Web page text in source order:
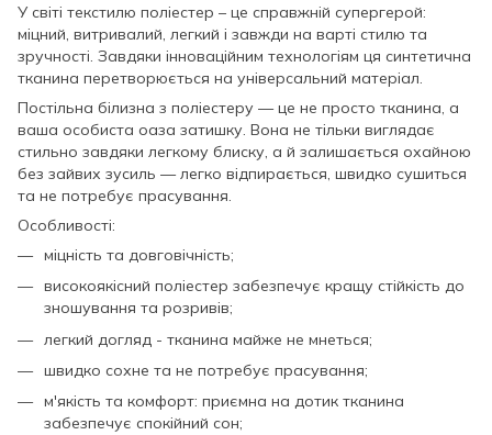
У світі текстилю поліестер – це справжній супергерой:
міцний, витривалий, легкий і завжди на варті стилю та
зручності. Завдяки інноваційним технологіям ця синтетична
тканина перетворюється на універсальний матеріал.
Постільна білизна з поліестеру — це не просто тканина, а
ваша особиста оаза затишку. Вона не тільки виглядає
стильно завдяки легкому блиску, а й залишається охайною
без зайвих зусиль — легко відпирається, швидко сушиться
та не потребує прасування.
Особливості:
міцність та довговічність;
високоякісний поліестер забезпечує кращу стійкість до
зношування та розривів;
легкий догляд - тканина майже не мнеться;
швидко сохне та не потребує прасування;
м'якість та комфорт: приємна на дотик тканина
забезпечує спокійний сон;